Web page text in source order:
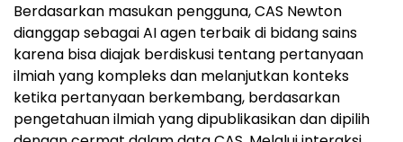
Berdasarkan masukan pengguna, CAS Newton
dianggap sebagai AI agen terbaik di bidang sains
karena bisa diajak berdiskusi tentang pertanyaan
ilmiah yang kompleks dan melanjutkan konteks
ketika pertanyaan berkembang, berdasarkan
pengetahuan ilmiah yang dipublikasikan dan dipilih